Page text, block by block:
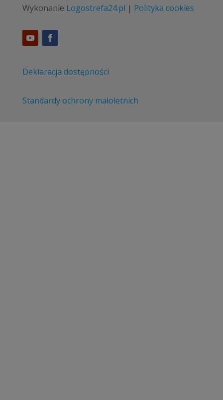
Wykonanie Logostrefa24.pl | Polityka cookies
Deklaracja dostępności
Standardy ochrony małoletnich